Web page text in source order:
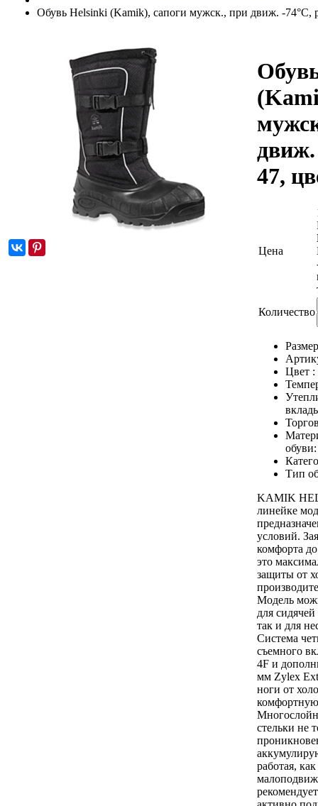
Обувь Helsinki (Kamik), cапоги мужск., при движ. -74°C,
движ.
47,
Цена
Количество
Цвет :
Тип
KAMIK
линейке
условий.
комфорта
это
защиты от
Модель
для
так и для
Система
съемного
4F и
мм Zylex
ноги от
комфортную
стельки не
работая,